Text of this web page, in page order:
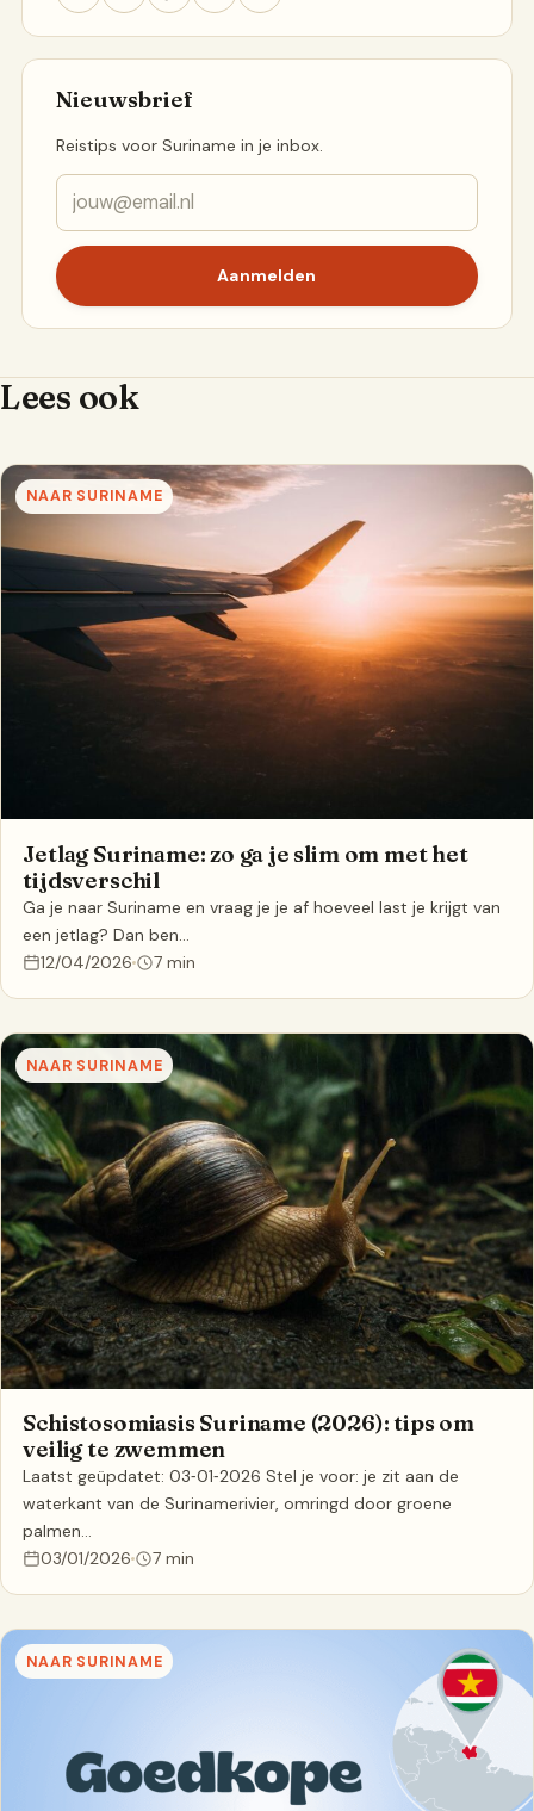
Nieuwsbrief
Reistips voor Suriname in je inbox.
Aanmelden
Lees ook
NAAR SURINAME
Jetlag Suriname: zo ga je slim om met het
tijdsverschil
Ga je naar Suriname en vraag je je af hoeveel last je krijgt van
een jetlag? Dan ben…
12/04/2026
7 min
NAAR SURINAME
Schistosomiasis Suriname (2026): tips om
veilig te zwemmen
Laatst geüpdatet: 03‑01‑2026 Stel je voor: je zit aan de
waterkant van de Surinamerivier, omringd door groene
palmen…
03/01/2026
7 min
NAAR SURINAME